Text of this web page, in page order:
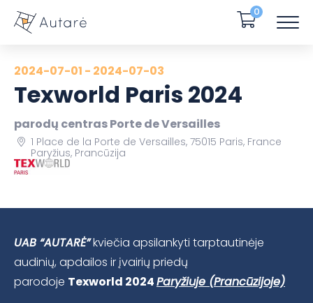
0
2024-07-01 - 2024-07-03
Texworld Paris 2024
parodų centras Porte de Versailles
1 Place de la Porte de Versailles, 75015 Paris, France
Paryžius, Prancūzija
UAB “AUTARĖ”kviečia apsilankyti tarptautinėje
audinių, apdailos ir įvairių priedų
parodoje Texworld 2024Paryžiuje (Prancūzijoje)